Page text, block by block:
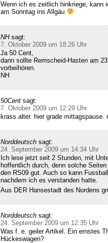
Wenn ich es zeitlich hinkriege, kann
am Sonntag ins Allgäu
NH sagt:
7. Oktober 2009 um 18:26 Uhr
Ja 50 Cent,
dann sollte Remscheid-Hasten am
vorbeihören.
NH
50Cent sagt:
7. Oktober 2009 um 12:29 Uhr
krass alter. hier grade
Norddeutsch sagt:
24. September 2009 um 14:34 Uhr
Ich lese jetzt seit 2 Stunden, mit
hoffentlich durch, denn solche
den RS09 gut. Auch so kann
nachdem ich es verstanden hatte.
Aus DER Hansestadt des Nordens
Norddeutsch sagt:
24. September 2009 um 12:35 Uhr
Was f. e. geiler Artikel. Ein ernstes
Hückeswagen?